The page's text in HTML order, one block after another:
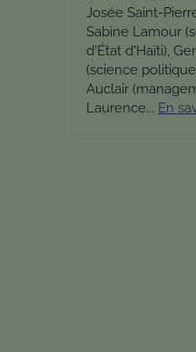
Josée Saint-
Sabine Lamour
d'État d'Haïti),
(science
Auclair
Laurence... En